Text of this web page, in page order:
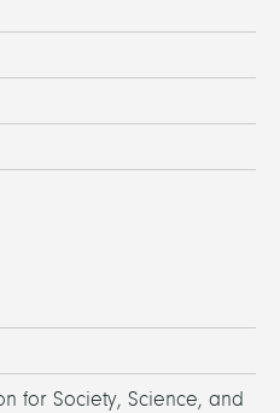
for Society, Science, and